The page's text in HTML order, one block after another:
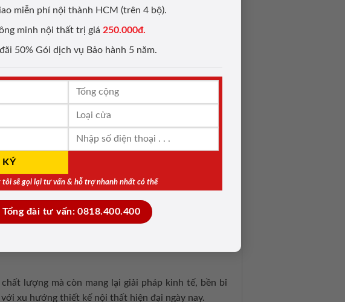
miễn phí nội thành HCM (trên 4 bộ).
minh nội thất trị giá250.000đ.
50% Gói dịch vụ Bảo hành 5 năm.
tôi sẽ gọi lại tư vấn & hỗ trợ nhanh nhất có thể
Tổng đài tư vấn: 0818.400.400
sự kết hợp giữa bột gỗ và nhựa cao cấp theo tỷ lệ
trở thành lựa chọn hàng đầu trong các công trình
đích và lắp ở nhiều vị trí khác nhau như:
các khu vực ẩm ướt.
cho không gian.
tế, mang đến vẻ đẹp tự nhiên, sang trọng mà vẫn
các công trình nội thất, nhờ sự kết hợp giữa tính
lượng mà còn mang lại giải pháp kinh tế, bền bỉ
xu hướng thiết kế nội thất hiện đại ngày nay.